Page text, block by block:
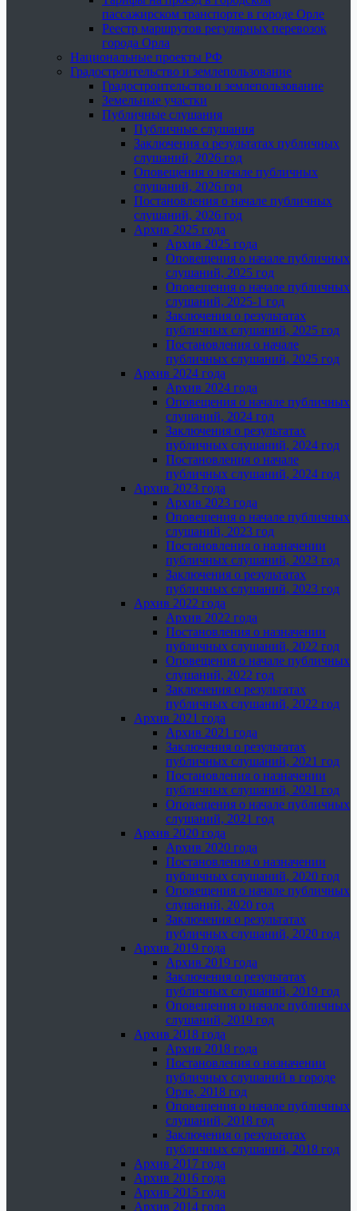
пассажирском транспорте в городе Орле
Реестр маршрутов регулярных перевозок
города Орла
Национальные проекты РФ
Градостроительство и землепользование
Градостроительство и землепользование
Земельные участки
Публичные слушания
Публичные слушания
Заключения о результатах публичных
слушаний, 2026 год
Оповещения о начале публичных
слушаний, 2026 год
Постановления о начале публичных
слушаний, 2026 год
Архив 2025 года
Архив 2025 года
Оповещения о начале публичных
слушаний, 2025 год
Оповещения о начале публичных
слушаний, 2025-1 год
Заключения о результатах
публичных слушаний, 2025 год
Постановления о начале
публичных слушаний, 2025 год
Архив 2024 года
Архив 2024 года
Оповещения о начале публичных
слушаний, 2024 год
Заключения о результатах
публичных слушаний, 2024 год
Постановления о начале
публичных слушаний, 2024 год
Архив 2023 года
Архив 2023 года
Оповещения о начале публичных
слушаний, 2023 год
Постановления о назначении
публичных слушаний, 2023 год
Заключения о результатах
публичных слушаний, 2023 год
Архив 2022 года
Архив 2022 года
Постановления о назначении
публичных слушаний, 2022 год
Оповещения о начале публичных
слушаний, 2022 год
Заключения о результатах
публичных слушаний, 2022 год
Архив 2021 года
Архив 2021 года
Заключения о результатах
публичных слушаний, 2021 год
Постановления о назначении
публичных слушаний, 2021 год
Оповещения о начале публичных
слушаний, 2021 год
Архив 2020 года
Архив 2020 года
Постановления о назначении
публичных слушаний, 2020 год
Оповещения о начале публичных
слушаний, 2020 год
Заключения о результатах
публичных слушаний, 2020 год
Архив 2019 года
Архив 2019 года
Заключения о результатах
публичных слушаний, 2019 год
Оповещения о начале публичных
слушаний, 2019 год
Архив 2018 года
Архив 2018 года
Постановления о назначении
публичных слушаний в городе
Орле, 2018 год
Оповещения о начале публичных
слушаний, 2018 год
Заключения о результатах
публичных слушаний, 2018 год
Архив 2017 года
Архив 2016 года
Архив 2015 года
Архив 2014 года